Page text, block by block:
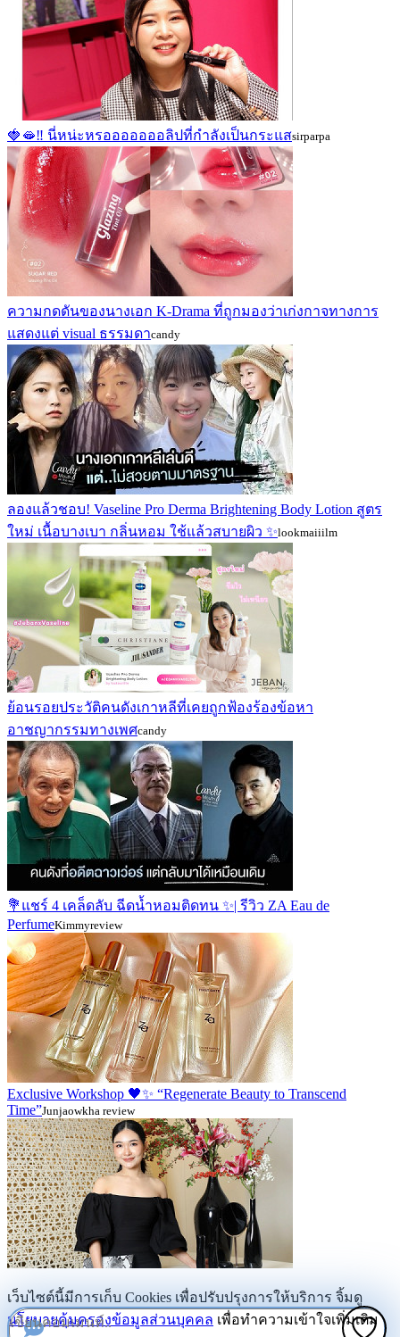
🍓🫦‼ นี่หน่ะหรอออออออลิปที่กำลังเป็นกระแสsirparpa
ความกดดันของนางเอก K-Drama ที่ถูกมองว่าเก่งกาจทางการ
แสดงแต่ visual ธรรมดาcandy
ลองแล้วชอบ! Vaseline Pro Derma Brightening Body Lotion สูตร
ใหม่ เนื้อบางเบา กลิ่นหอม ใช้แล้วสบายผิว ✨lookmaiiilm
ย้อนรอยประวัติคนดังเกาหลีที่เคยถูกฟ้องร้องข้อหา
อาชญากรรมทางเพศcandy
💐แชร์ 4 เคล็ดลับ ฉีดน้ำหอมติดทน ✨| รีวิว ZA Eau de
PerfumeKimmyreview
Exclusive Workshop 🖤✨ “Regenerate Beauty to Transcend
Time”Junjaowkha review
เว็บไซต์นี้มีการเก็บ Cookies เพื่อปรับปรุงการให้บริการ จิ้มดู
นโยบายคุ้มครองข้อมูลส่วนบุคคล เพื่อทำความเข้าใจเพิ่มเติม